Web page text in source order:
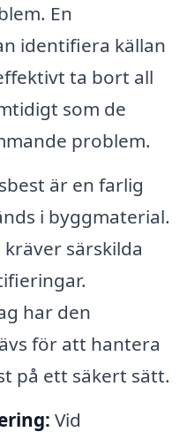
En
identifiera källan
ta bort all
som de
problem.
är en farlig
i byggmaterial.
särskilda
har den
för att hantera
på ett säkert sätt.
Vid